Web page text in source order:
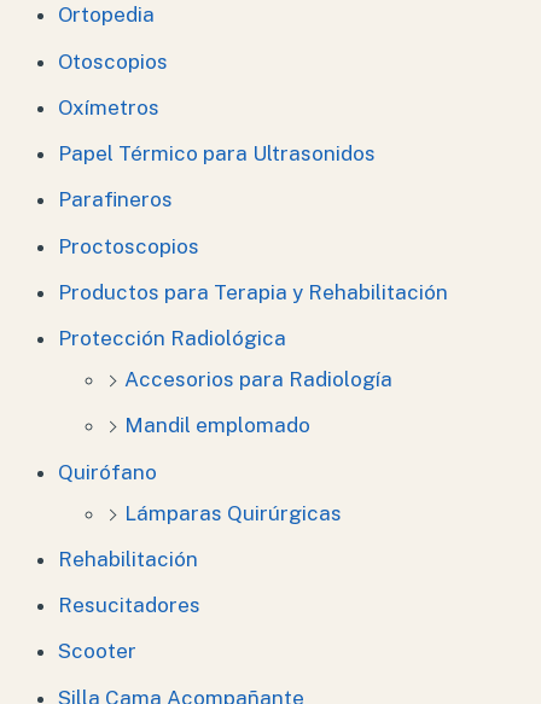
Ortopedia
Otoscopios
Oxímetros
Papel Térmico para Ultrasonidos
Parafineros
Proctoscopios
Productos para Terapia y Rehabilitación
Protección Radiológica
Accesorios para Radiología
Mandil emplomado
Quirófano
Lámparas Quirúrgicas
Rehabilitación
Resucitadores
Scooter
Silla Cama Acompañante